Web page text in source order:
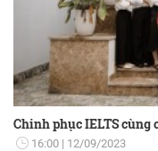
Chinh phục IELTS cùng
16:00 12/09/2023